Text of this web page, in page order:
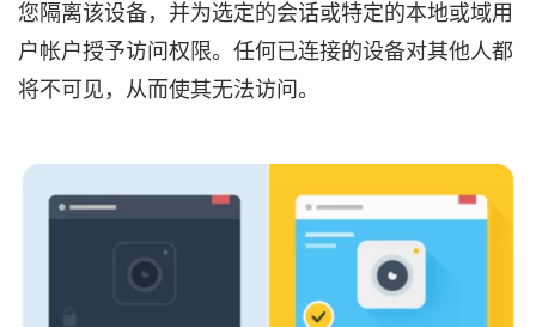
您隔离该设备，并为选定的会话或特定的本地或域用
户帐户授予访问权限。任何已连接的设备对其他人都
将不可见，从而使其无法访问。